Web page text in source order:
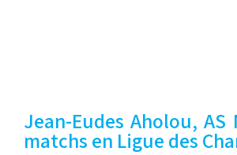
Jean-Eudes Aholou,
matchs en Ligue des